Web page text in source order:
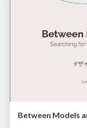
Between Models